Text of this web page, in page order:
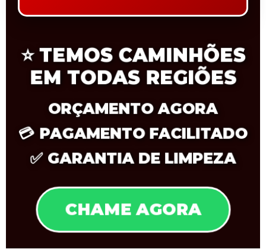
⭐ TEMOS CAMINHÕES
EM TODAS REGIÕES
ORÇAMENTO AGORA
💳 PAGAMENTO FACILITADO
✅ GARANTIA DE LIMPEZA
CHAME AGORA